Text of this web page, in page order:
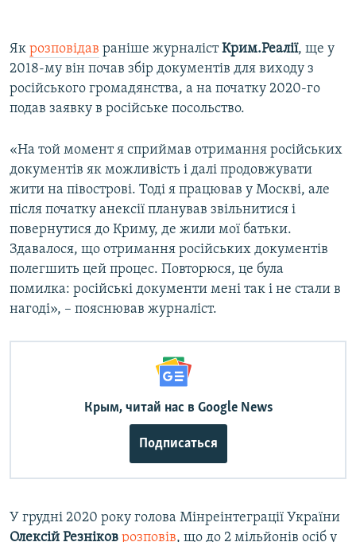
Як розповідав раніше журналістКрим.Реалії, ще у
2018-му він почав збір документів для виходу з
російського громадянства, а на початку 2020-го
подав заявку в російське посольство.
«На той момент я сприймав отримання російських
документів як можливість і далі продовжувати
жити на півострові. Тоді я працював у Москві, але
після початку анексії планував звільнитися і
повернутися до Криму, де жили мої батьки.
Здавалося, що отримання російських документів
полегшить цей процес. Повторюся, це була
помилка: російські документи мені так і не стали в
нагоді», – пояснював журналіст.
Крым, читай нас в Google News
Подписаться
У грудні 2020 року голова Мінреінтеграції України
Олексій Резніков розповів, що до 2 мільйонів осіб у